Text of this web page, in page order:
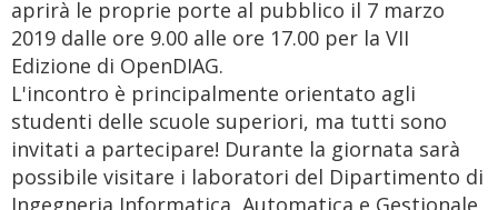
aprirà le proprie porte al pubblico il 7 marzo
2019 dalle ore 9.00 alle ore 17.00 per la VII
Edizione di OpenDIAG.
L'incontro è principalmente orientato agli
studenti delle scuole superiori, ma tutti sono
invitati a partecipare! Durante la giornata sarà
possibile visitare i laboratori del Dipartimento di
Ingegneria Informatica, Automatica e Gestionale